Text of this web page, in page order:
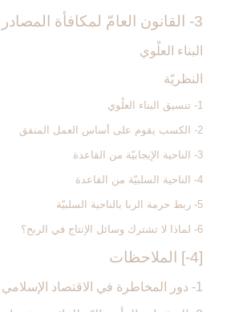
3- القانون العامّ لمكافأة المصادر المادّية للإنتاج‏
البناء العلْوي
النظريّة
1- تنسيق البناء العلْوي
2- الكسب يقوم على أساس العمل المنفق
3- الناحية الإيجابيّة من القاعدة
4- الناحية السلبيّة من القاعدة
5- ربط حرمة الربا بالناحية السلبيّة
6- لماذا لا تشترك وسائل الإنتاج في الربح؟
[4-] الملاحظات‏
1- دور المخاطرة في الاقتصاد الإسلامي